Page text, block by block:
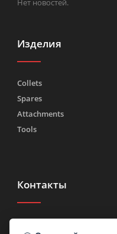
Нет новостей.
Изделия
Collets
Spares
Attachments
Tools
Контакты